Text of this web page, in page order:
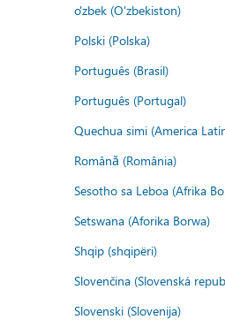
o'zbek (O'zbekiston)
Polski (Polska)
Português (Brasil)
Português (Portugal)
Quechua simi (America
Română (România)
Sesotho sa Leboa (Afrika
Setswana (Aforika Borwa)
Shqip (shqipëri)
Slovenčina (Slovenská
Slovenski (Slovenija)